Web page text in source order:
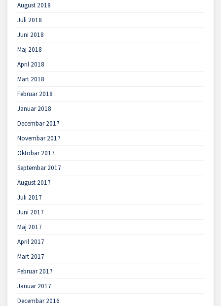
August 2018
Juli 2018
Juni 2018
Maj 2018
April 2018
Mart 2018
Februar 2018
Januar 2018
Decembar 2017
Novembar 2017
Oktobar 2017
Septembar 2017
August 2017
Juli 2017
Juni 2017
Maj 2017
April 2017
Mart 2017
Februar 2017
Januar 2017
Decembar 2016